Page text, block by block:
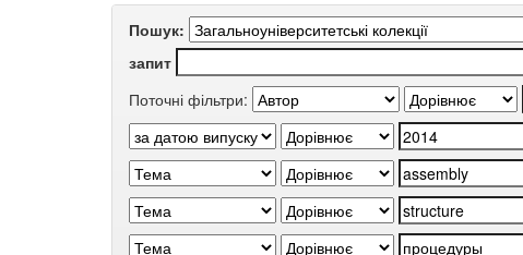
Пошук:
запит
Поточні фільтри: